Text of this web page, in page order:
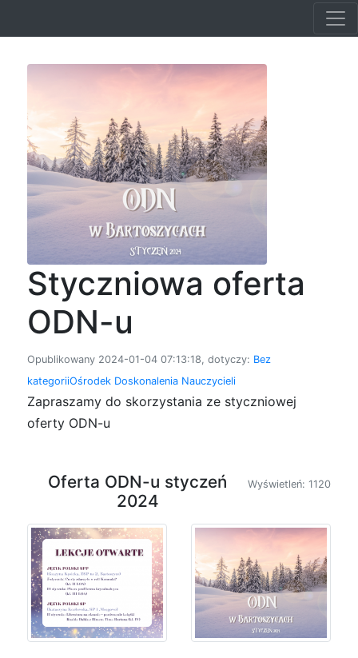
Styczniowa oferta
ODN-u
Opublikowany 2024-01-04 07:13:18, dotyczy: Bez
kategoriiOśrodek Doskonalenia Nauczycieli
Zapraszamy do skorzystania ze styczniowej
oferty ODN-u
Wyświetleń: 1120
Oferta ODN-u styczeń
2024